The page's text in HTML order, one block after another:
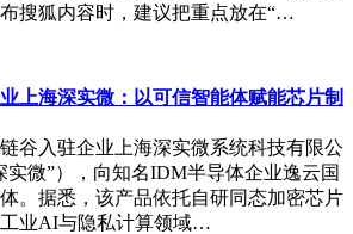
搜狐内容时，建议把重点放在“…
上海深实微：以可信智能体赋能芯片制
谷入驻企业上海深实微系统科技有限公
实微”），向知名IDM半导体企业逸云国
。据悉，该产品依托自研同态加密芯片
业AI与隐私计算领域…